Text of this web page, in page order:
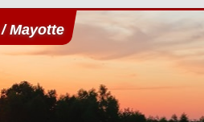
/ Mayotte